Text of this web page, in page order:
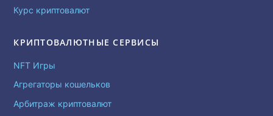
Курс криптовалют
КРИПТОВАЛЮТНЫЕ СЕРВИСЫ
NFT Игры
Агрегаторы кошельков
Арбитраж криптовалют